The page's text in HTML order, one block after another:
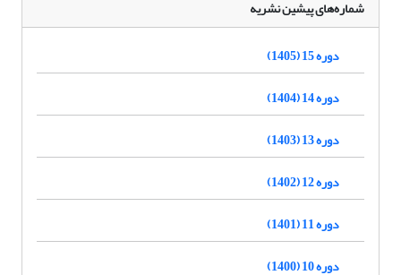
شماره‌های پیشین نشریه
دوره 15 (1405)
دوره 14 (1404)
دوره 13 (1403)
دوره 12 (1402)
دوره 11 (1401)
دوره 10 (1400)